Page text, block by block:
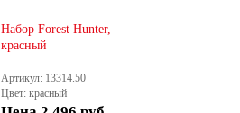
Набор Forest Hunter,
красный
Артикул: 13314.50
Цвет: красный